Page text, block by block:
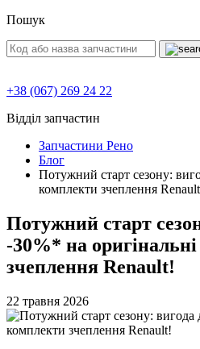
Пошук
+38 (067) 269 24 22
Відділ запчастин
Запчастини Рено
Блог
Потужний старт сезону:
комплекти зчеплення
Потужний старт
-30%* на
зчеплення Renault!
22 травня 2026